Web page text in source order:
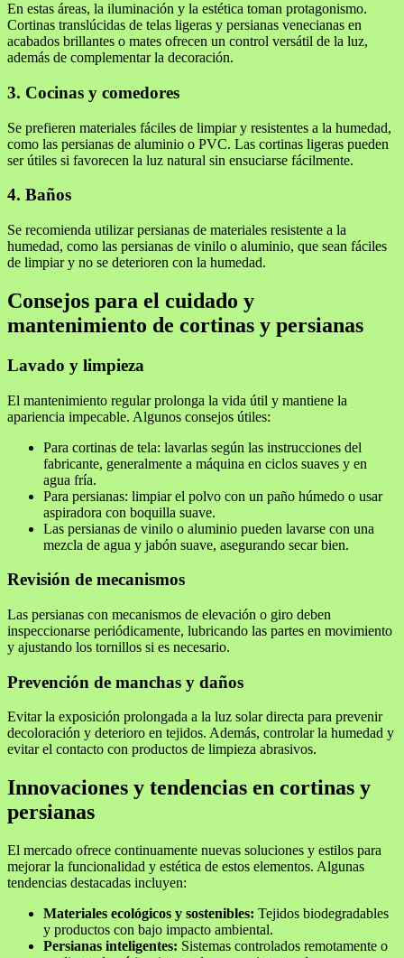
En estas áreas, la iluminación y la estética toman protagonismo.
Cortinas translúcidas de telas ligeras y persianas venecianas en
acabados brillantes o mates ofrecen un control versátil de la luz,
además de complementar la decoración.
3. Cocinas y comedores
Se prefieren materiales fáciles de limpiar y resistentes a la humedad,
como las persianas de aluminio o PVC. Las cortinas ligeras pueden
ser útiles si favorecen la luz natural sin ensuciarse fácilmente.
4. Baños
Se recomienda utilizar persianas de materiales resistente a la
humedad, como las persianas de vinilo o aluminio, que sean fáciles
de limpiar y no se deterioren con la humedad.
Consejos para el cuidado y
mantenimiento de cortinas y persianas
Lavado y limpieza
El mantenimiento regular prolonga la vida útil y mantiene la
apariencia impecable. Algunos consejos útiles:
Para cortinas de tela: lavarlas según las instrucciones del
fabricante, generalmente a máquina en ciclos suaves y en
agua fría.
Para persianas: limpiar el polvo con un paño húmedo o usar
aspiradora con boquilla suave.
Las persianas de vinilo o aluminio pueden lavarse con una
mezcla de agua y jabón suave, asegurando secar bien.
Revisión de mecanismos
Las persianas con mecanismos de elevación o giro deben
inspeccionarse periódicamente, lubricando las partes en movimiento
y ajustando los tornillos si es necesario.
Prevención de manchas y daños
Evitar la exposición prolongada a la luz solar directa para prevenir
decoloración y deterioro en tejidos. Además, controlar la humedad y
evitar el contacto con productos de limpieza abrasivos.
Innovaciones y tendencias en cortinas y
persianas
El mercado ofrece continuamente nuevas soluciones y estilos para
mejorar la funcionalidad y estética de estos elementos. Algunas
tendencias destacadas incluyen:
Materiales ecológicos y sostenibles: Tejidos biodegradables
y productos con bajo impacto ambiental.
Persianas inteligentes: Sistemas controlados remotamente o